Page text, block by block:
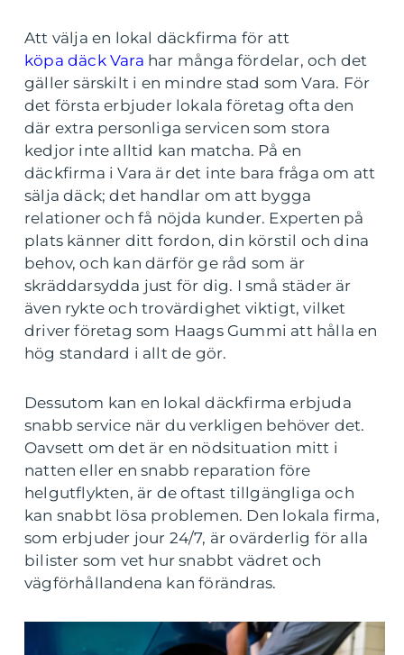
Att välja en lokal däckfirma för att
köpa däck Vara har många fördelar, och det
gäller särskilt i en mindre stad som Vara. För
det första erbjuder lokala företag ofta den
där extra personliga servicen som stora
kedjor inte alltid kan matcha. På en
däckfirma i Vara är det inte bara fråga om att
sälja däck; det handlar om att bygga
relationer och få nöjda kunder. Experten på
plats känner ditt fordon, din körstil och dina
behov, och kan därför ge råd som är
skräddarsydda just för dig. I små städer är
även rykte och trovärdighet viktigt, vilket
driver företag som Haags Gummi att hålla en
hög standard i allt de gör.
Dessutom kan en lokal däckfirma erbjuda
snabb service när du verkligen behöver det.
Oavsett om det är en nödsituation mitt i
natten eller en snabb reparation före
helgutflykten, är de oftast tillgängliga och
kan snabbt lösa problemen. Den lokala firma,
som erbjuder jour 24/7, är ovärderlig för alla
bilister som vet hur snabbt vädret och
vägförhållandena kan förändras.